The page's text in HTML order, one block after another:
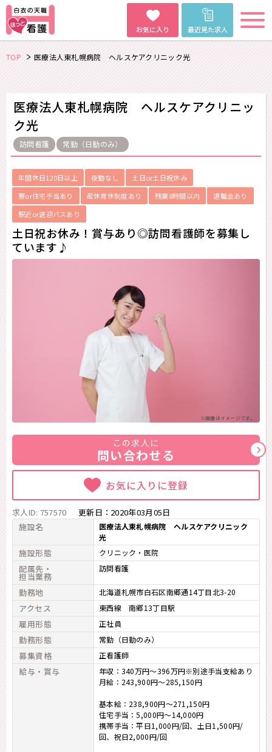
お気に入り 最近見た求人
TOP 医療法人東札幌病院 ヘルスケアクリニック光
医療法人東札幌病院 ヘルスケアクリニッ
ク光
訪問看護 常勤（日勤のみ）
年間休日120日以上 夜勤なし
土日or土日祝休み
寮or住宅手当あり
産休育休制度あり 残業8時間以内
退職金あり
駅近or送迎バスあり
土日祝お休み！賞与あり◎訪問看護師を募集し
ています♪
※画像はイメージです。
この求人に
問い合わせる
お気に入りに登録
求人ID: 757570 更新日： 2020年03月05日
施設名
医療法人東札幌病院 ヘルスケアクリニック
光
施設形態 クリニック・医院
配属先・
担当業務
訪問看護
勤務地 北海道札幌市白石区南郷通14丁目北3-20
アクセス 東西線 南郷13丁目駅
雇用形態 正社員
勤務形態 常勤（日勤のみ）
募集資格 正看護師
給与・賞与
年収：340万円～396万円※別途手当支給あり
月給：243,900円～285,150円
基本給：238,900円～271,150円
住宅手当：5,000円～14,000円
携帯手当：平日1,000円/回、土日1,500円/
回、祝日2,000円/回